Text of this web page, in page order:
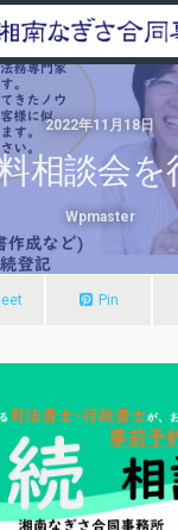
2022年11月18日
相談会
Wpmaster
Pin